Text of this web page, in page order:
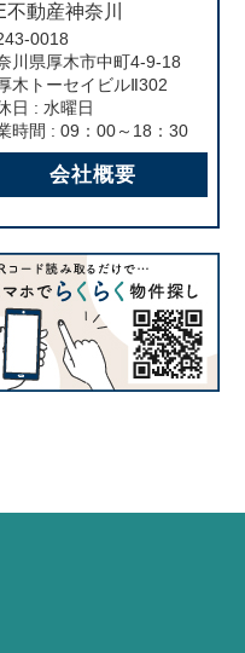
不動産神奈川
0018
川県厚木市中町4-9-18
木トーセイビルⅡ302
日 : 水曜日
時間 : 09：00～18：30
会社概要